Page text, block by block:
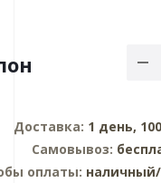
Доставка: 1 день,
Самовывоз:
оплаты: